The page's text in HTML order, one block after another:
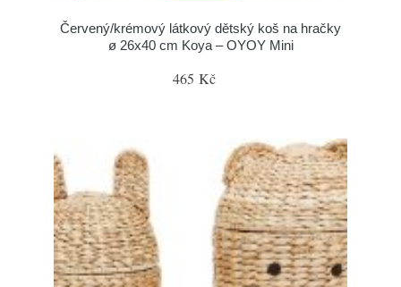
Červený/krémový látkový dětský koš na hračky
ø 26x40 cm Koya – OYOY Mini
465 Kč